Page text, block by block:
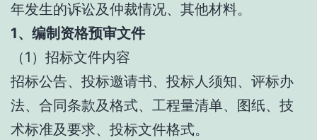
年发生的诉讼及仲裁情况、其他材料。
1、编制资格预审文件
（1）招标文件内容
招标公告、投标邀请书、投标人须知、评标办
法、合同条款及格式、工程量清单、图纸、技
术标准及要求、投标文件格式。